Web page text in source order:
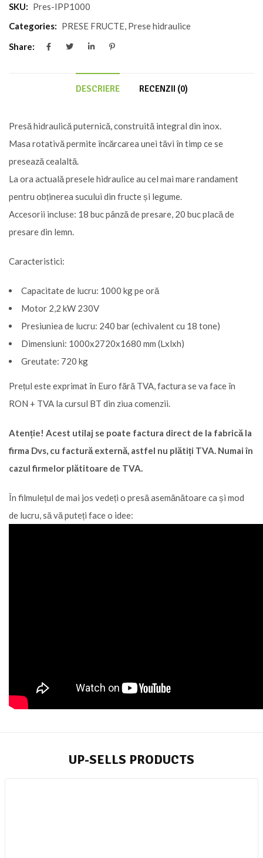
hidraulică
1000
kg/ora
SKU: Pres-IPP1000
Categories: PRESE FRUCTE, Prese hidraulice
Share:
DESCRIERE RECENZII (0)
Presă hidraulică puternică, construită integral din inox.
Masa rotativă permite încărcarea unei tăvi în timp ce se
presează cealaltă.
La ora actuală presele hidraulice au cel mai mare randament
pentru obținerea sucului din fructe și legume.
Accesorii incluse: 18 buc pânză de presare, 20 buc placă de
presare din lemn.
Caracteristici:
Capacitate de lucru: 1000 kg pe oră
Motor 2,2 kW 230V
Presiuniea de lucru: 240 bar (echivalent cu 18 tone)
Dimensiuni: 1000x2720x1680 mm (Lxlxh)
Greutate: 720 kg
Prețul este exprimat în Euro fără TVA, factura se va face în
RON + TVA la cursul BT din ziua comenzii.
Atenție! Acest utilaj se poate factura direct de la fabrică la
firma Dvs, cu factură externă, astfel nu plătiți TVA. Numai în
cazul firmelor plătitoare de TVA.
În filmulețul de mai jos vedeți o presă asemănătoare ca și mod
de lucru, să vă puteți face o idee:
UP-SELLS PRODUCTS